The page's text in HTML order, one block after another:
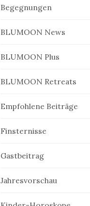
Begegnungen
BLUMOON News
BLUMOON Plus
BLUMOON Retreats
Empfohlene Beiträge
Finsternisse
Gastbeitrag
Jahresvorschau